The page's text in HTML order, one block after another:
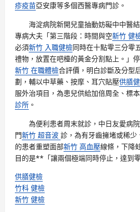
疹疫苗亞安康等多個西醫專病門診。
海淀病院新開兒童抽動妨礙中中醫
專病大夫「第三階段：時間與空新竹 健
必須新竹 入職健檢同時在十點零三分零
禮物，放置在吧檯的黃金分割點上。」
新竹 在職體檢合評價，明白診斷及分型
劃，輔以中草藥、按摩、耳穴貼壓供膳
服外治項目，為患兒供給加倍周全、標
診所 。
為便利患者周末就診，中日友愛病
門新竹 超音波 診，為有牙齒擁堵或稀少
的患者重塑面部新竹 高血壓線條，下降
目的是**「讓兩個極端同時停止，達到
供膳健檢
竹科 健檢
新竹 健檢